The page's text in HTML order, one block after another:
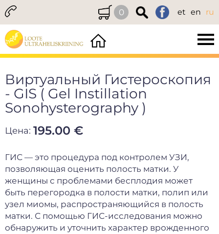
0 et en ru
Виртуальный Гистероскопия
- GIS ( Gel Instillation
Sonohysterography )
Цена: 195.00 €
ГИС — это процедура под контролем УЗИ,
позволяющая оценить полость матки. У
женщины с проблемами бесплодия может
быть перегородка в полости матки, полип или
узел миомы, распространяющийся в полость
матки. С помощью ГИС-исследования можно
обнаружить и уточнить характер врожденного